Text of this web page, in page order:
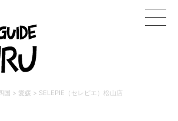
国 > 愛媛 > SELEPIE（セレピエ）松山店